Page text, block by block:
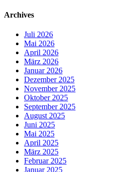
Archives
Juli 2026
Mai 2026
April 2026
März 2026
Januar 2026
Dezember 2025
November 2025
Oktober 2025
September 2025
August 2025
Juni 2025
Mai 2025
April 2025
März 2025
Februar 2025
Januar 2025